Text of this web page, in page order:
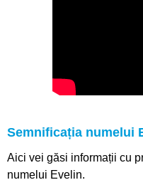
Semnificația numelui
Aici vei găsi informații cu
numelui Evelin.